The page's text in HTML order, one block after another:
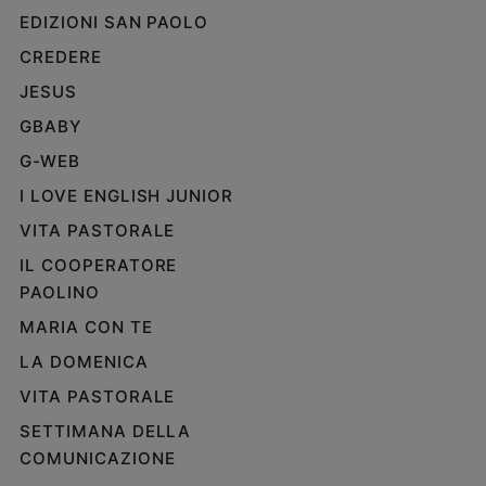
e
Bioetica
Riflessioni
Video
EDIZIONI SAN PAOLO
CREDERE
JESUS
GBABY
G-WEB
I LOVE ENGLISH JUNIOR
VITA PASTORALE
IL COOPERATORE
PAOLINO
MARIA CON TE
LA DOMENICA
VITA PASTORALE
SETTIMANA DELLA
COMUNICAZIONE